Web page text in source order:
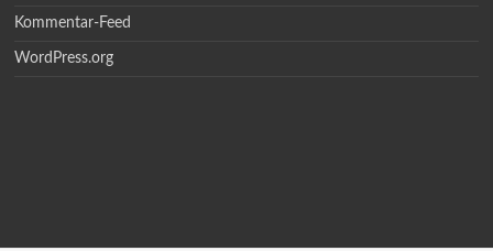
Kommentar-Feed
WordPress.org